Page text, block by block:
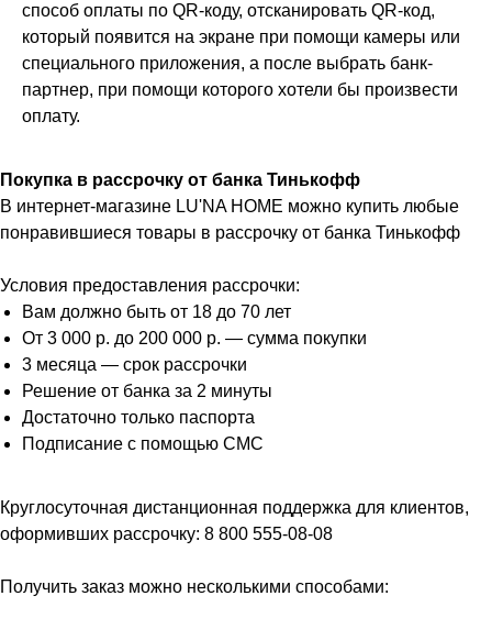
способ оплаты по QR-коду, отсканировать QR-код,
который появится на экране при помощи камеры или
специального приложения, а после выбрать банк-
партнер, при помощи которого хотели бы произвести
оплату.
Покупка в рассрочку от банка Тинькофф
В интернет-магазине LU'NA HOME можно купить любые
понравившиеся товары в рассрочку от банка Тинькофф
Условия предоставления рассрочки:
Вам должно быть от 18 до 70 лет
От 3 000 р. до 200 000 р. — сумма покупки
3 месяца — срок рассрочки
Решение от банка за 2 минуты
Достаточно только паспорта
Подписание с помощью СМС
Круглосуточная дистанционная поддержка для клиентов,
оформивших рассрочку: 8 800 555-08-08
Получить заказ можно несколькими способами: